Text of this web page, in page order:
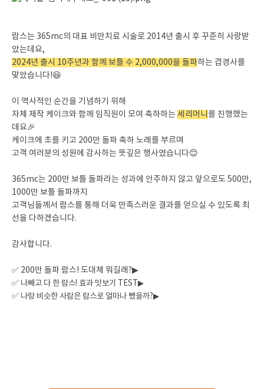
람스는 365mc의 대표 비만치료 시술로 2014년 출시 후 꾸준히 사랑받
았는데요,
2024년 출시 10주년과 함께 보틀 수 2,000,000을 돌파하는 겹경사를
맞았습니다!😆
이 역사적인 순간을 기념하기 위해
자체 제작 케이크와 함께 임직원이 모여 축하하는 세리머니 를 진행했는
데요🎉
케이크에 초를 키고 200만 돌파 축하 노래를 부르며
고객 여러분의 성원에 감사하는 뜻깊은 행사였습니다😊
365mc는 200만 보틀 돌파라는 성과에 안주하지 않고 앞으로도 500만,
1000만 보틀 돌파까지
고객님들께서 람스를 통해 더욱 만족스러운 결과를 얻으실 수 있도록 최
선을 다하겠습니다.
감사합니다.
✅ 200만 돌파 람스! 도대체 뭐길래?▶
✅ 나빼고 다 한 람스! 효과 맛보기 TEST▶
✅ 나랑 비슷한 사람은 람스로 얼마나 뺐을까?▶